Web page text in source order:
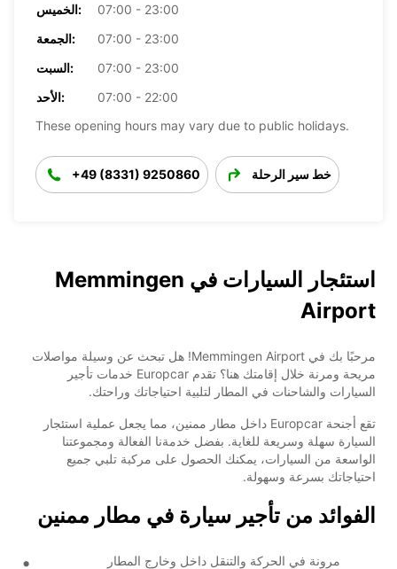
الخميس:
07:00 - 23:00
الجمعة:
07:00 - 23:00
السبت:
07:00 - 23:00
الأحد:
07:00 - 22:00
These opening hours may vary due to public holidays.
+49 (8331) 9250860 خط سير الرحلة
استئجار السيارات في Memmingen
Airport
مرحبًا بك في Memmingen Airport! هل تبحث عن وسيلة مواصلات
مريحة ومرنة خلال إقامتك هنا؟ تقدم Europcar خدمات تأجير
السيارات والشاحنات في المطار لتلبية احتياجاتك وراحتك.
تقع أجنحة Europcar داخل مطار ممنين، مما يجعل عملية استئجار
السيارة سهلة وسريعة للغاية. بفضل خدمةنا الفعالة ومجموعتنا
الواسعة من السيارات، يمكنك الحصول على مركبة تلبي جميع
احتياجاتك بسرعة وسهولة.
الفوائد من تأجير سيارة في مطار ممنين
مرونة في الحركة والتنقل داخل وخارج المطار